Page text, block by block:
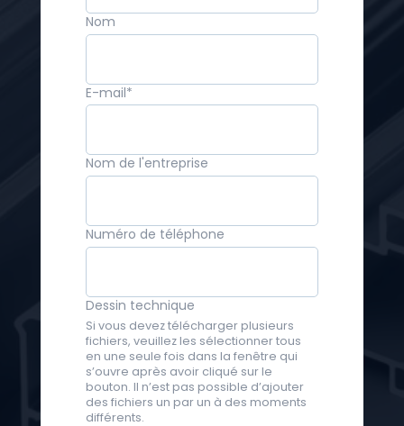
Nom
E-mail*
Nom de l'entreprise
Numéro de téléphone
Dessin technique
Si vous devez télécharger plusieurs
fichiers, veuillez les sélectionner tous
en une seule fois dans la fenêtre qui
s’ouvre après avoir cliqué sur le
bouton. Il n’est pas possible d’ajouter
des fichiers un par un à des moments
différents.